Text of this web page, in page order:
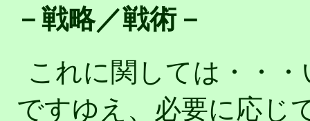
－戦略／戦術－
これに関しては・・
ですゆえ、必要に応じ